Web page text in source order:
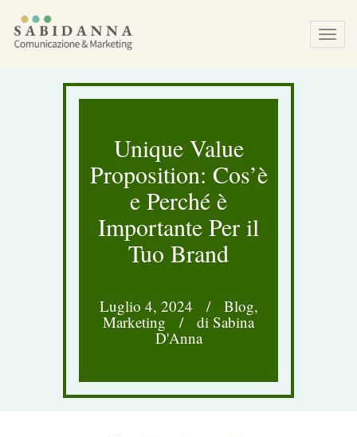
Unique Value
Proposition: Cos’è
e Perché è
Importante Per il
Tuo Brand
Luglio 4, 2024 / Blog,
Marketing / di Sabina
D'Anna